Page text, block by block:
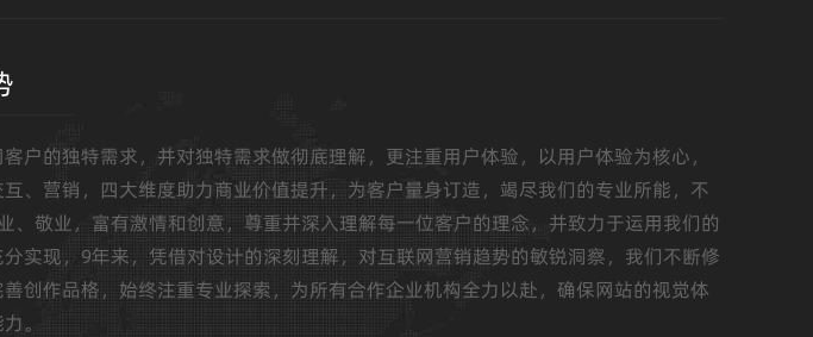
户的独特需求，并对独特需求做彻底理解，更注重用户体验，以用户体验为核心，
、营销，四大维度助力商业价值提升，为客户量身订造，竭尽我们的专业所能，不
、敬业，富有激情和创意，尊重并深入理解每一位客户的理念，并致力于运用我们的
实现，9年来，凭借对设计的深刻理解，对互联网营销趋势的敏锐洞察，我们不断修
创作品格，始终注重专业探索，为所有合作企业机构全力以赴，确保网站的视觉体
。